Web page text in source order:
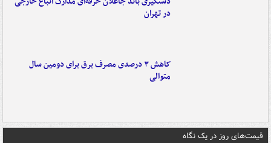
در تهران
کاهش ۳ درصدی مصرف برق برای دومین سال
متوالی
قیمت‌های روز در یک نگاه